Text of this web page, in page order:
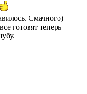
Смачного)
готовят теперь